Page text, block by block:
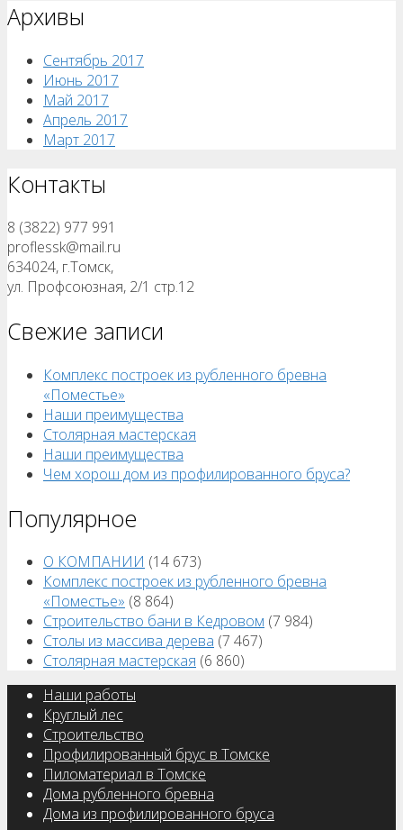
Архивы
Сентябрь 2017
Июнь 2017
Май 2017
Апрель 2017
Март 2017
Контакты
8 (3822) 977 991
proflessk@mail.ru
634024, г.Томск,
ул. Профсоюзная, 2/1 стр.12
Свежие записи
Комплекс построек из рубленного бревна
«Поместье»
Наши преимущества
Столярная мастерская
Наши преимущества
Чем хорош дом из профилированного бруса?
Популярное
О КОМПАНИИ (14 673)
Комплекс построек из рубленного бревна
«Поместье» (8 864)
Строительство бани в Кедровом (7 984)
Столы из массива дерева (7 467)
Столярная мастерская (6 860)
Наши работы
Круглый лес
Строительство
Профилированный брус в Томске
Пиломатериал в Томске
Дома рубленного бревна
Дома из профилированного бруса